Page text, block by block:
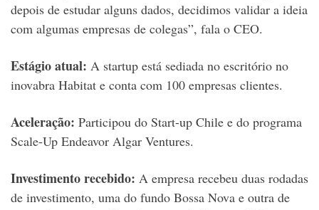
depois de estudar alguns dados, decidimos validar a ideia
com algumas empresas de colegas”, fala o CEO.
Estágio atual: A startup está sediada no escritório no
inovabra Habitat e conta com 100 empresas clientes.
Aceleração: Participou do Start-up Chile e do programa
Scale-Up Endeavor Algar Ventures.
Investimento recebido: A empresa recebeu duas rodadas
de investimento, uma do fundo Bossa Nova e outra de